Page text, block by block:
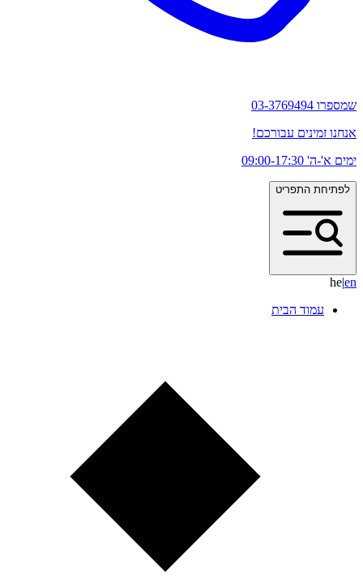
שמספרו 03-3769494
אנחנו זמינים עבורכם!
ימים א'-ה' 09:00-17:30
לפתיחת התפריט
he|en
עמוד הבית